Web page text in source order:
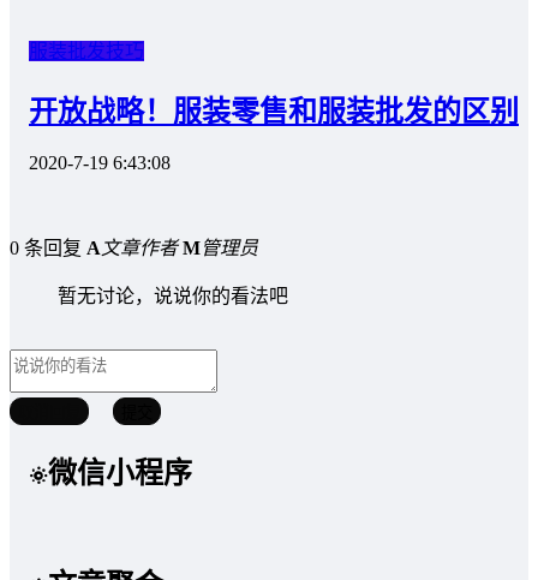
服装批发技巧
开放战略！服装零售和服装批发的区别
2020-7-19 6:43:08
0 条回复 A文章作者 M管理员
暂无讨论，说说你的看法吧
微信小程序